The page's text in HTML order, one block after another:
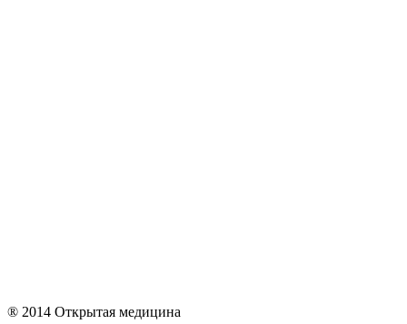
® 2014 Открытая медицина